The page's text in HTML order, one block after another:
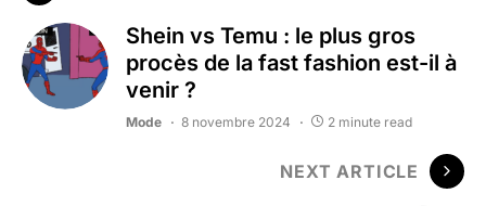
Shein vs Temu : le plus gros
procès de la fast fashion est-il à
venir ?
Mode 8 novembre 2024 2 minute read
NEXT ARTICLE